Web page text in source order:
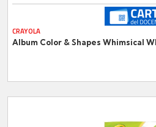
CRAYOLA
Album Color & Shapes Whimsical